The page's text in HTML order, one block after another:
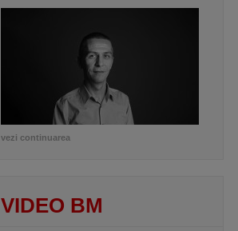
vezi continuarea
VIDEO BM